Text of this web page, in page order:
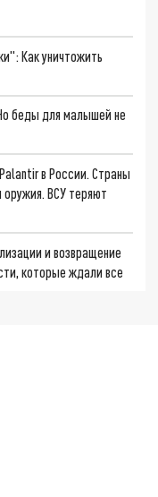
Как уничтожить
беды для малышей не
в России. Страны
оружия. ВСУ теряют
и возвращение
которые ждали все